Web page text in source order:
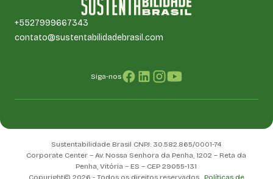
+5527999667343
contato@sustentabilidadebrasil.com
Siga-nos
Sustentabilidade Brasil CNPJ: 30.582.865/0001-74
Corporate Center – Av. Nossa Senhora da Penha, 1202 – Reta da
Penha, Vitória – ES – CEP 29055-131
Copyright© 2026 - Todos os direitos reservados . Políticas de